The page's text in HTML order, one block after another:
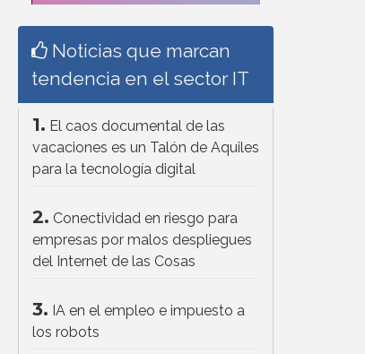
Noticias que marcan
tendencia en el sector IT
1. El caos documental de las
vacaciones es un Talón de Aquiles
para la tecnología digital
2. Conectividad en riesgo para
empresas por malos despliegues
del Internet de las Cosas
3. IA en el empleo e impuesto a
los robots